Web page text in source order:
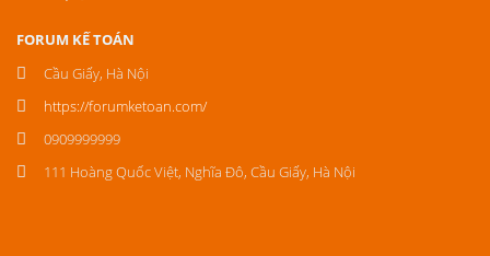
FORUM KẾ TOÁN
Cầu Giấy, Hà Nội
https://forumketoan.com/
0909999999
111 Hoàng Quốc Việt, Nghĩa Đô, Cầu Giấy, Hà Nội